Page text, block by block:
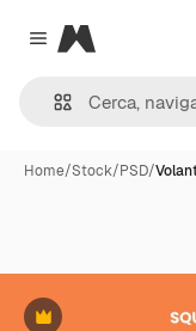
Close menu
Magnific
Home/Stock/PSD/
Premium